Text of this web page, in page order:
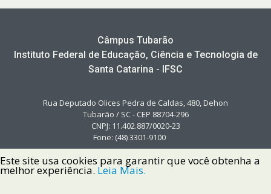
Câmpus Tubarão
Instituto Federal de Educação, Ciência e Tecnologia de
Santa Catarina - IFSC
Rua Deputado Olices Pedra de Caldas, 480, Dehon
Tubarão / SC - CEP 88704-296
CNPJ: 11.402.887/0020-23
Fone: (48) 3301-9100
Este site usa cookies para garantir que você obtenha a
melhor experiência. Leia Mais.